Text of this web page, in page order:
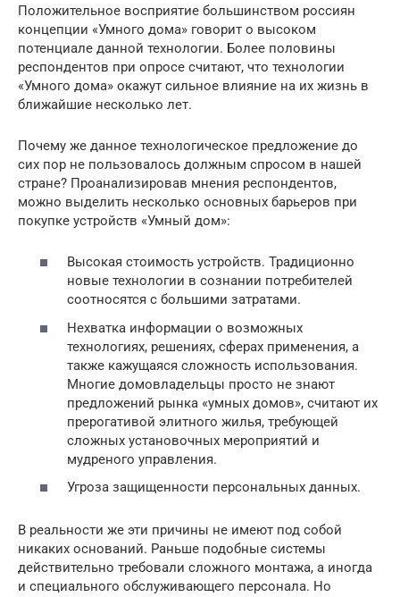
Положительное восприятие большинством россиян
концепции «Умного дома» говорит о высоком
потенциале данной технологии. Более половины
респондентов при опросе считают, что технологии
«Умного дома» окажут сильное влияние на их жизнь в
ближайшие несколько лет.
Почему же данное технологическое предложение до
сих пор не пользовалось должным спросом в нашей
стране? Проанализировав мнения респондентов,
можно выделить несколько основных барьеров при
покупке устройств «Умный дом»:
Высокая стоимость устройств. Традиционно
новые технологии в сознании потребителей
соотносятся с большими затратами.
Нехватка информации о возможных
технологиях, решениях, сферах применения, а
также кажущаяся сложность использования.
Многие домовладельцы просто не знают
предложений рынка «умных домов», считают их
прерогативой элитного жилья, требующей
сложных установочных мероприятий и
мудреного управления.
Угроза защищенности персональных данных.
В реальности же эти причины не имеют под собой
никаких оснований. Раньше подобные системы
действительно требовали сложного монтажа, а иногда
и специального обслуживающего персонала. Но